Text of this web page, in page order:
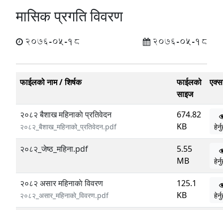
मासिक प्रगति विवरण
2076-05-18 2076-05-18
फाईलको नाम / शिर्षक
फाईलको
साइज
२०८२ बैशाख महिनाकाे प्रतिवेदन
२०८२_बैशाख_महिनाको_प्रतिवेदन.pdf
674.82
KB
२०८२_जेष्ठ_महिना.pdf
5.55
MB
२०८२ असार महिनाकाे विवरण
२०८२_असार_महिनाकाे_विवरण.pdf
125.1
KB